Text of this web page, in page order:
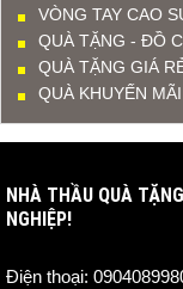
VÒNG TAY CAO
QUÀ TẶNG - ĐỒ
QUÀ TẶNG GIÁ
QUÀ KHUYẾN
NHÀ THẦU QUÀ
NGHIỆP!
Điện thoại: